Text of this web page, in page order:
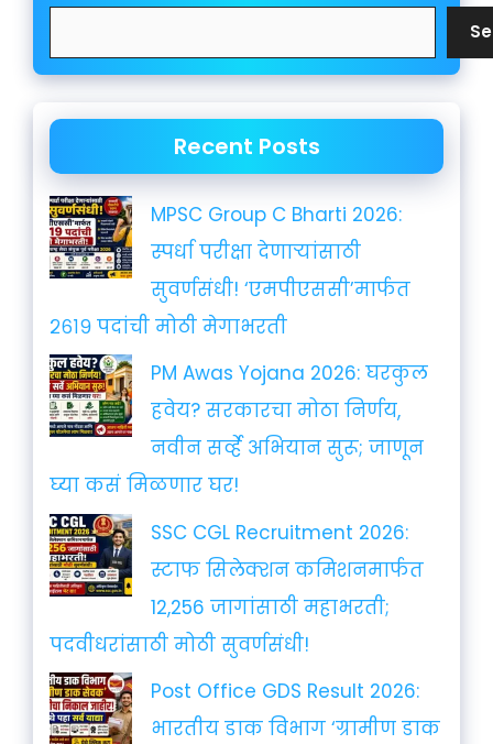
Recent Posts
MPSC Group C Bharti 2026:
स्पर्धा परीक्षा देणाऱ्यांसाठी
सुवर्णसंधी! ‘एमपीएससी’मार्फत
२६१९ पदांची मोठी मेगाभरती
PM Awas Yojana 2026: घरकुल
हवेय? सरकारचा मोठा निर्णय,
नवीन सर्व्हे अभियान सुरू; जाणून
घ्या कसं मिळणार घर!
SSC CGL Recruitment 2026:
स्टाफ सिलेक्शन कमिशनमार्फत
12,256 जागांसाठी महाभरती;
पदवीधरांसाठी मोठी सुवर्णसंधी!
Post Office GDS Result 2026:
भारतीय डाक विभाग ‘ग्रामीण डाक